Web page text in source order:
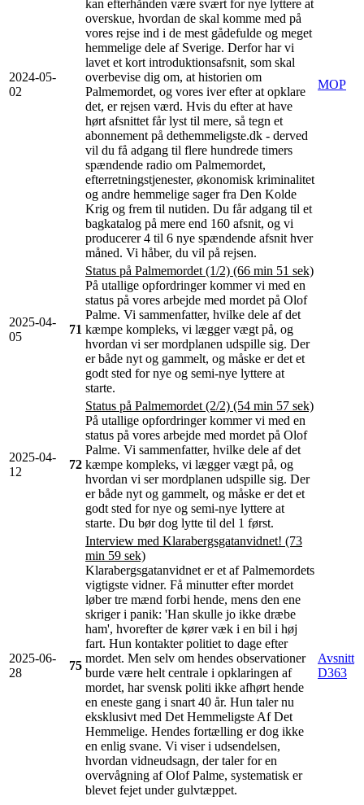
2024-05-
02
kan efterhånden være svært for nye lyttere at
overskue, hvordan de skal komme med på
vores rejse ind i de mest gådefulde og meget
hemmelige dele af Sverige. Derfor har vi
lavet et kort introduktionsafsnit, som skal
overbevise dig om, at historien om
Palmemordet, og vores iver efter at opklare
det, er rejsen værd. Hvis du efter at have
hørt afsnittet får lyst til mere, så tegn et
abonnement på dethemmeligste.dk - derved
vil du få adgang til flere hundrede timers
spændende radio om Palmemordet,
efterretningstjenester, økonomisk kriminalitet
og andre hemmelige sager fra Den Kolde
Krig og frem til nutiden. Du får adgang til et
bagkatalog på mere end 160 afsnit, og vi
producerer 4 til 6 nye spændende afsnit hver
måned. Vi håber, du vil på rejsen.
MOP
2025-04-
05
71
Status på Palmemordet (1/2) (66 min 51 sek)
På utallige opfordringer kommer vi med en
status på vores arbejde med mordet på Olof
Palme. Vi sammenfatter, hvilke dele af det
kæmpe kompleks, vi lægger vægt på, og
hvordan vi ser mordplanen udspille sig. Der
er både nyt og gammelt, og måske er det et
godt sted for nye og semi-nye lyttere at
starte.
2025-04-
12
72
Status på Palmemordet (2/2) (54 min 57 sek)
På utallige opfordringer kommer vi med en
status på vores arbejde med mordet på Olof
Palme. Vi sammenfatter, hvilke dele af det
kæmpe kompleks, vi lægger vægt på, og
hvordan vi ser mordplanen udspille sig. Der
er både nyt og gammelt, og måske er det et
godt sted for nye og semi-nye lyttere at
starte. Du bør dog lytte til del 1 først.
2025-06-
28
75
Interview med Klarabergsgatanvidnet! (73
min 59 sek)
Klarabergsgatanvidnet er et af Palmemordets
vigtigste vidner. Få minutter efter mordet
løber tre mænd forbi hende, mens den ene
skriger i panik: 'Han skulle jo ikke dræbe
ham', hvorefter de kører væk i en bil i høj
fart. Hun kontakter politiet to dage efter
mordet. Men selv om hendes observationer
burde være helt centrale i opklaringen af
mordet, har svensk politi ikke afhørt hende
en eneste gang i snart 40 år. Hun taler nu
eksklusivt med Det Hemmeligste Af Det
Hemmelige. Hendes fortælling er dog ikke
en enlig svane. Vi viser i udsendelsen,
hvordan vidneudsagn, der taler for en
overvågning af Olof Palme, systematisk er
blevet fejet under gulvtæppet.
Avsnitt
D363